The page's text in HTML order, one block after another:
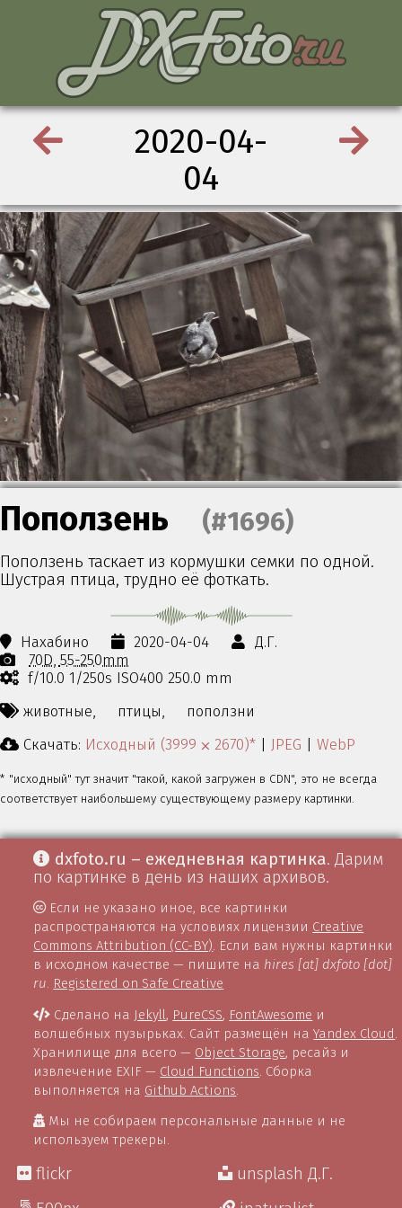
2020-04-
04
Поползень (#1696)
Поползень таскает из кормушки семки по одной.
Шустрая птица, трудно её фоткать.
Нахабино 2020-04-04
Д.Г.
70D 55-250mm
f/10.0 1/250s ISO400 250.0 mm
животные,
птицы,
поползни
Скачать: Исходный (3999 ⨉ 2670)* | JPEG | WebP
* "исходный" тут значит "такой, какой загружен в CDN", это не всегда
соответствует наибольшему существующему размеру картинки.
dxfoto.ru – ежедневная картинка. Дарим
по картинке в день из наших архивов.
Если не указано иное, все картинки
распространяются на условиях лицензии Creative
Commons Attribution (CC-BY). Если вам нужны картинки
в исходном качестве — пишите на hires [at] dxfoto [dot]
ru. Registered on Safe Creative
Сделано на Jekyll, PureCSS, FontAwesome и
волшебных пузырьках. Сайт размещён наYandex Cloud
Хранилище для всего — Object Storage, ресайз и
извлечение EXIF — Cloud Functions . Сборка
выполняется на Github Actions
Мы не собираем персональные данные и не
используем трекеры.
flickr
unsplash Д.Г.